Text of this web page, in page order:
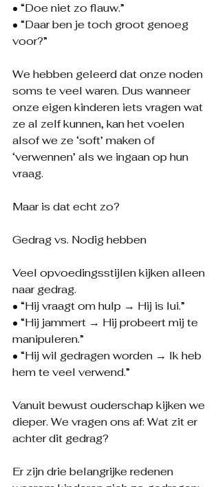
• “Doe niet zo flauw.”
• “Daar ben je toch groot genoeg
voor?”
We hebben geleerd dat onze noden
soms te veel waren. Dus wanneer
onze eigen kinderen iets vragen wat
ze al zelf kunnen, kan het voelen
alsof we ze ‘soft’ maken of
‘verwennen’ als we ingaan op hun
vraag.
Maar is dat echt zo?
Gedrag vs. Nodig hebben
Veel opvoedingsstijlen kijken alleen
naar gedrag.
• “Hij vraagt om hulp → Hij is lui.”
• “Hij jammert → Hij probeert mij te
manipuleren.”
• “Hij wil gedragen worden → Ik heb
hem te veel verwend.”
Vanuit bewust ouderschap kijken we
dieper. We vragen ons af: Wat zit er
achter dit gedrag?
Er zijn drie belangrijke redenen